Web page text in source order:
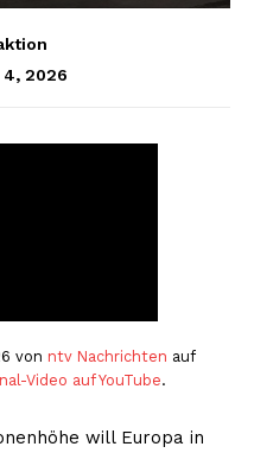
4, 2026
von ntv Nachrichten auf
Video auf YouTube.
will Europa in